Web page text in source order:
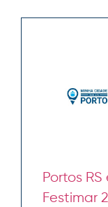
Portos
Festimar